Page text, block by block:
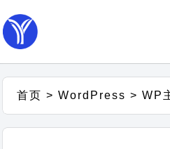
首页 >WordPress >WP